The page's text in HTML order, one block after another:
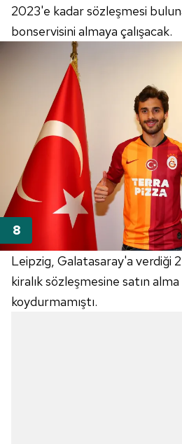
2023'e kadar sözleşmesi
bonservisini almaya çalışacak.
Leipzig, Galatasaray'a verdiği
kiralık sözleşmesine satın
koydurmamıştı.